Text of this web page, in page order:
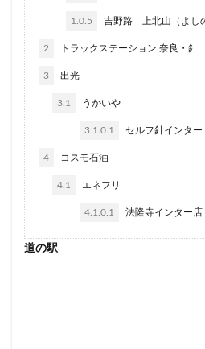
1.0.5 吉野路 上北山（よし
2 トラックステーション 奈良・針
3 出光
3.1 うかいや
3.1.0.1 セルフ針インタ
4 コスモ石油
4.1 エネフリ
4.1.0.1 法隆寺インター店
道の駅